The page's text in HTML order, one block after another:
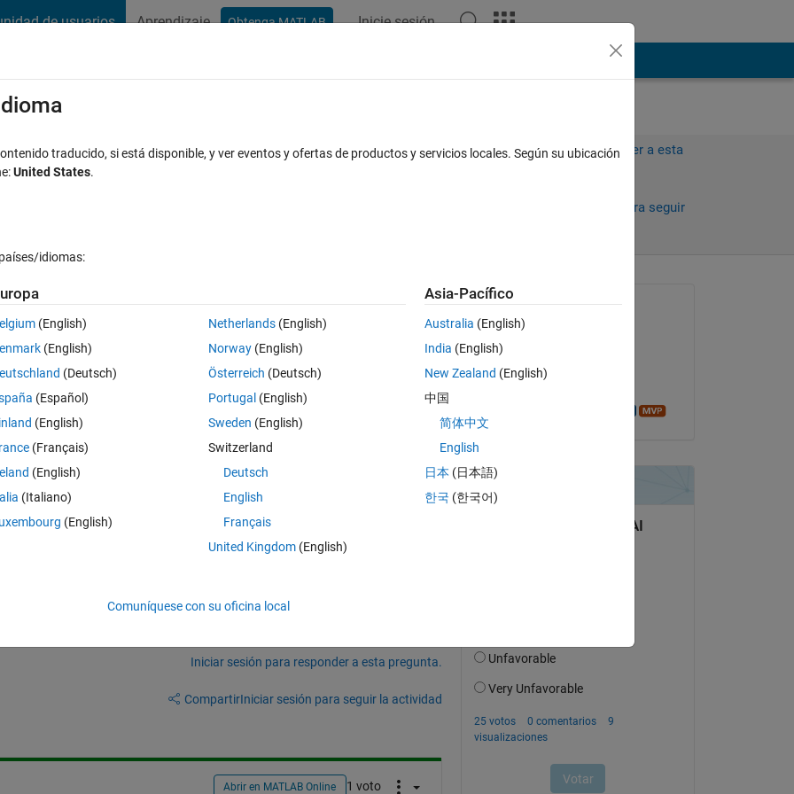
de usuarios Aprendizaje Obtenga MATLAB Inicie sesión
transfer function
Iniciar sesión para responder a esta
Iniciar sesión para seguir
Abrir en MATLAB Online
to a transfer function tf()?
a way to do this?
Iniciar sesión para responder a esta pregunta.
CompartirIniciar sesión para seguir la actividad
Abrir en MATLAB Online 1 voto
William
el 9 de Sept. de 2013
traducido, si está disponible, y ver eventos y ofertas de productos y servicios locales. Según su ubicación
United States.
idiomas:
(English)
(English)
(Deutsch)
(Español)
(English)
(Français)
(English)
(Italiano)
(English)
Netherlands(English)
Norway(English)
Österreich (Deutsch)
Portugal (English)
Sweden (English)
Switzerland
Deutsch
English
Français
United Kingdom(English)
Asia-Pacífico
Australia (English)
India (English)
New Zealand (English)
中国
简体中文
English
日本 (日本語)
한국 (한국어)
Comuníquese con su oficina local